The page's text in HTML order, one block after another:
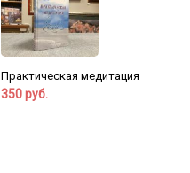
Практическая медитация
350 руб.